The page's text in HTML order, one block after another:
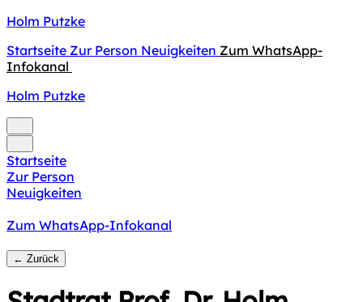
Holm Putzke
Startseite Zur Person Neuigkeiten Zum WhatsApp-
Infokanal
Holm Putzke
Startseite
Zur Person
Neuigkeiten
Zum WhatsApp-Infokanal
← Zurück